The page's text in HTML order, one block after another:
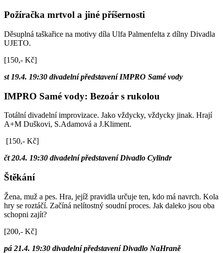
Požíračka mrtvol a jiné příšernosti
Děsuplná taškařice na motivy díla Ulfa Palmenfelta z dílny Divadla
UJETO.
[150,- Kč]
st 19.4. 19:30 divadelní představení IMPRO Samé vody
IMPRO Samé vody: Bezoár s rukolou
Totální divadelní improvizace. Jako vždycky, vždycky jinak. Hrají
A+M Duškovi, S.Adamová a J.Kliment.
[150,- Kč]
čt 20.4. 19:30 divadelní představení Divadlo Cylindr
Štěkání
Žena, muž a pes. Hra, jejíž pravidla určuje ten, kdo má navrch. Kola
hry se roztáčí. Začíná nelítostný soudní proces. Jak daleko jsou oba
schopni zajít?
[200,- Kč]
pá 21.4. 19:30 divadelní představení Divadlo NaHraně